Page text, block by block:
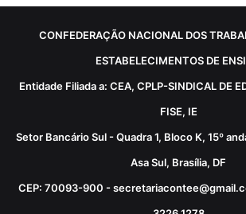
CONFEDERAÇÃO NACIONAL DOS
ESTABELECIMENTOS DE
Entidade Filiada a: CEA, CPLP-SINDICAL DE
FISE, IE
Setor Bancário Sul - Quadra 1, Bloco K, 15º
Asa Sul, Brasília, DF
CEP: 70093-900 -